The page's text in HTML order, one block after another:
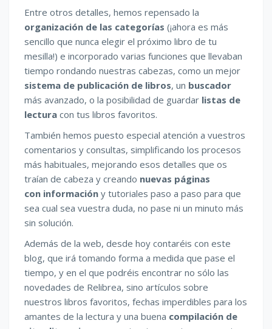
Entre otros detalles, hemos repensado la
organización de las categorías (¡ahora es más
sencillo que nunca elegir el próximo libro de tu
mesilla!) e incorporado varias funciones que llevaban
tiempo rondando nuestras cabezas, como un mejor
sistema de publicación de libros, un buscador
más avanzado, o la posibilidad de guardar listas de
lectura con tus libros favoritos.
También hemos puesto especial atención a vuestros
comentarios y consultas, simplificando los procesos
más habituales, mejorando esos detalles que os
traían de cabeza y creando nuevas páginas
con información y tutoriales paso a paso para que
sea cual sea vuestra duda, no pase ni un minuto más
sin solución.
Además de la web, desde hoy contaréis con este
blog, que irá tomando forma a medida que pase el
tiempo, y en el que podréis encontrar no sólo las
novedades de Relibrea, sino artículos sobre
nuestros libros favoritos, fechas imperdibles para los
amantes de la lectura y una buena compilación de